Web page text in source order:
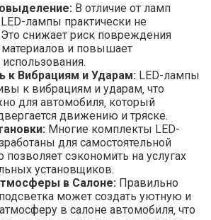
В отличие от ламп
LED-лампы практически не
Это снижает риск повреждения
и повышает
к Вибрациям и Ударам: LED-лампы
к вибрациям и ударам‚ что
для автомобиля‚ который
движению и тряске.
Многие комплекты LED-
для самостоятельной
позволяет сэкономить на услугах
установщиков.
в Салоне: Правильно
может создать уютную и
в салоне автомобиля‚ что